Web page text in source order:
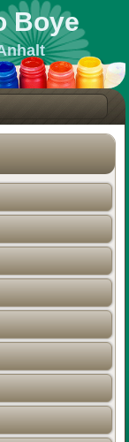
Boye